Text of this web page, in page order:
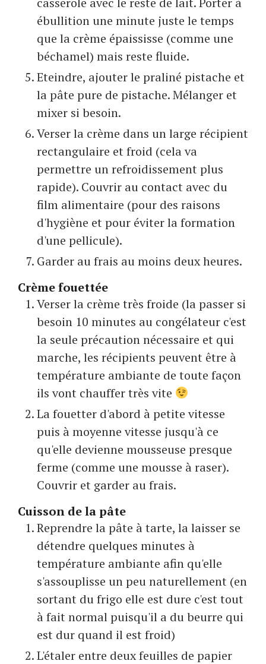
ébullition une minute juste le temps
que la crème épaississe (comme une
béchamel) mais reste fluide.
Eteindre, ajouter le praliné pistache et
la pâte pure de pistache. Mélanger et
mixer si besoin.
Verser la crème dans un large récipient
rectangulaire et froid (cela va
permettre un refroidissement plus
rapide). Couvrir au contact avec du
film alimentaire (pour des raisons
d'hygiène et pour éviter la formation
d'une pellicule).
Garder au frais au moins deux heures.
Crème fouettée
Verser la crème très froide (la passer si
besoin 10 minutes au congélateur c'est
la seule précaution nécessaire et qui
marche, les récipients peuvent être à
température ambiante de toute façon
ils vont chauffer très vite
La fouetter d'abord à petite vitesse
puis à moyenne vitesse jusqu'à ce
qu'elle devienne mousseuse presque
ferme (comme une mousse à raser).
Couvrir et garder au frais.
Cuisson de la pâte
Reprendre la pâte à tarte, la laisser se
détendre quelques minutes à
température ambiante afin qu'elle
s'assouplisse un peu naturellement (en
sortant du frigo elle est dure c'est tout
à fait normal puisqu'il a du beurre qui
est dur quand il est froid)
L'étaler entre deux feuilles de papier